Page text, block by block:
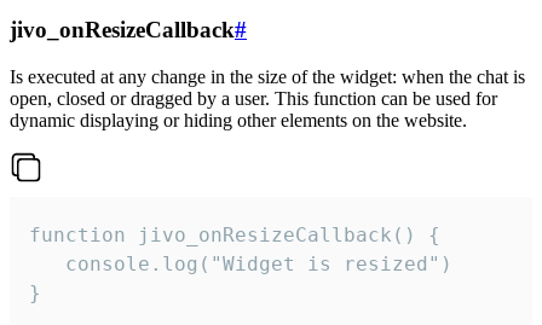
jivo_onResizeCallback#
Is executed at any change in the size of the widget: when the chat is
open, closed or dragged by a user. This function can be used for
dynamic displaying or hiding other elements on the website.
function jivo_onResizeCallback() {
   console.log("Widget is resized")
}